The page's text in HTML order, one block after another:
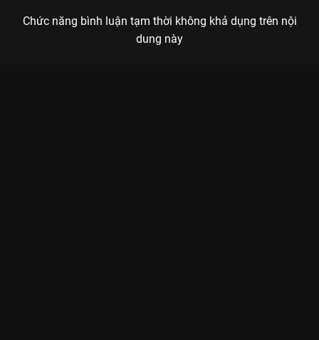
Chức năng bình luận tạm thời không khả dụng trên nội
dung này